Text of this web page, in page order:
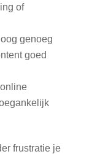
of
genoeg
goed
frustratie je